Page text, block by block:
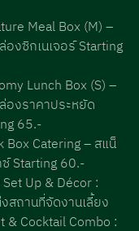
Meal Box (M) –
องซิกเนเจอร์ Starting
Lunch Box (S) –
องราคาประหยัด
65.-
Box Catering – สแน็
Starting 60.-
Up & Décor :
สถานที่จัดงานเลี้ยง
& Cocktail Combo :